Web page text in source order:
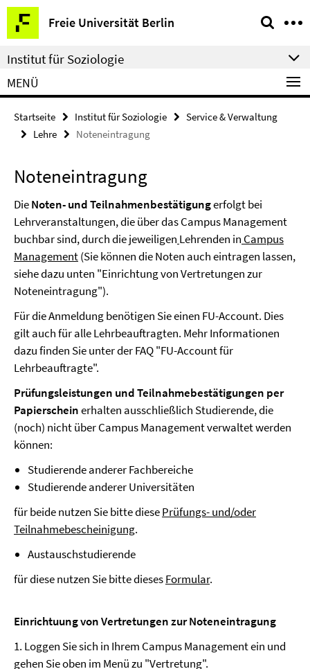
Springe
direkt
zu
Inhalt
Freie Universität Berlin
Service-
Navigation
Institut für Soziologie
MENÜ
Startseite Institut für Soziologie
Service & Verwaltung
Lehre
Noteneintragung
Noteneintragung
DieNoten- und Teilnahmenbestätigungerfolgt bei
Lehrveranstaltungen, die über das Campus Management
buchbar sind, durch die jeweiligen Lehrenden in Campus
Management(Sie können die Noten auch eintragen lassen,
siehe dazu unten "Einrichtung von Vertretungen zur
Noteneintragung").
Für die Anmeldung benötigen Sie einen FU-Account. Dies
gilt auch für alle Lehrbeauftragten. Mehr Informationen
dazu finden Sie unter der FAQ "FU-Account für
Lehrbeauftragte".
Prüfungsleistungen und Teilnahmebestätigungen per
Papierscheinerhalten ausschließlich Studierende, die
(noch) nicht über Campus Management verwaltet werden
können:
Studierende anderer Fachbereiche
Studierende anderer Universitäten
für beide nutzen Sie bitte diesePrüfungs- und/oder
Teilnahmebescheinigung.
Austauschstudierende
für diese nutzen Sie bitte diesesFormular.
Einrichtuung von Vertretungen zur Noteneintragung
1. Loggen Sie sich in Ihrem Campus Management ein und
gehen Sie oben im Menü zu "Vertretung".